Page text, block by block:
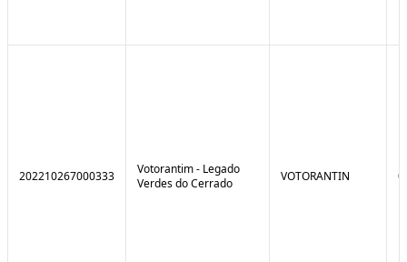
202210267000333
Votorantim - Legado
Verdes do Cerrado
VOTORANTIN